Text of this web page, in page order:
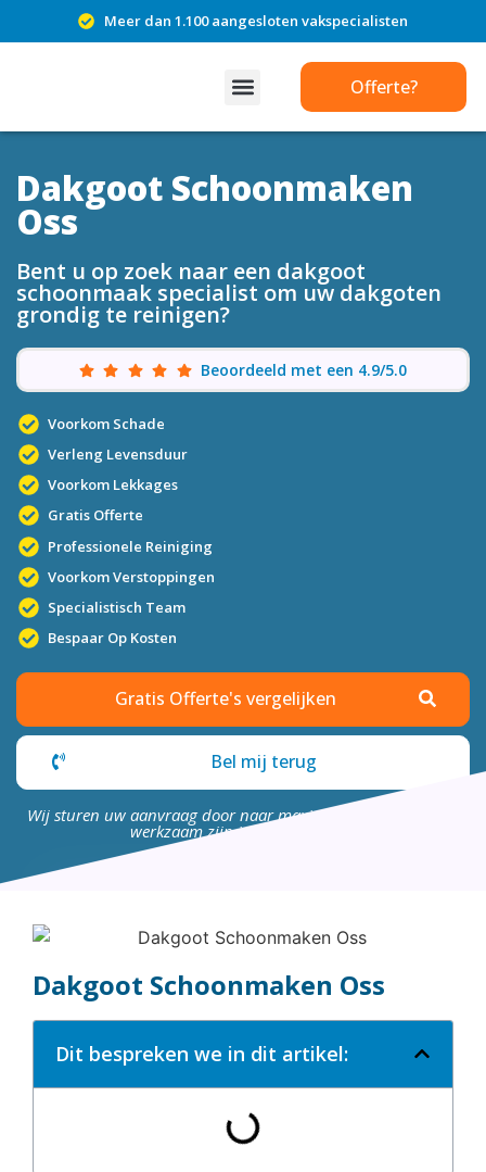
Meer dan 1.100 aangesloten vakspecialisten
Offerte?
Dakgoot Schoonmaken
Oss
Bent u op zoek naar een dakgoot
schoonmaak specialist om uw dakgoten
grondig te reinigen?
Beoordeeld met een 4.9/5.0
Voorkom Schade
Verleng Levensduur
Voorkom Lekkages
Gratis Offerte
Professionele Reiniging
Voorkom Verstoppingen
Specialistisch Team
Bespaar Op Kosten
Gratis Offerte's vergelijken
Bel mij terug
Wij sturen uw aanvraag door naar maximaal 4 bedrijven die
werkzaam zijn in uw omgeving.
Dakgoot Schoonmaken Oss
Dit bespreken we in dit artikel: